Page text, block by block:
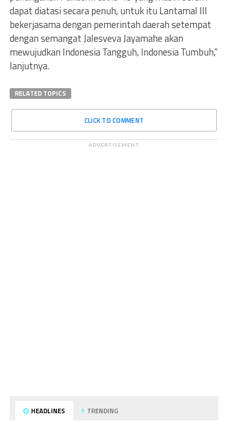
dapat diatasi secara penuh, untuk itu Lantamal III
bekerjasama dengan pemerintah daerah setempat
dengan semangat Jalesveva Jayamahe akan
mewujudkan Indonesia Tangguh, Indonesia Tumbuh,”
lanjutnya.
RELATED TOPICS
CLICK TO COMMENT
ADVERTISEMENT
HEADLINES TRENDING